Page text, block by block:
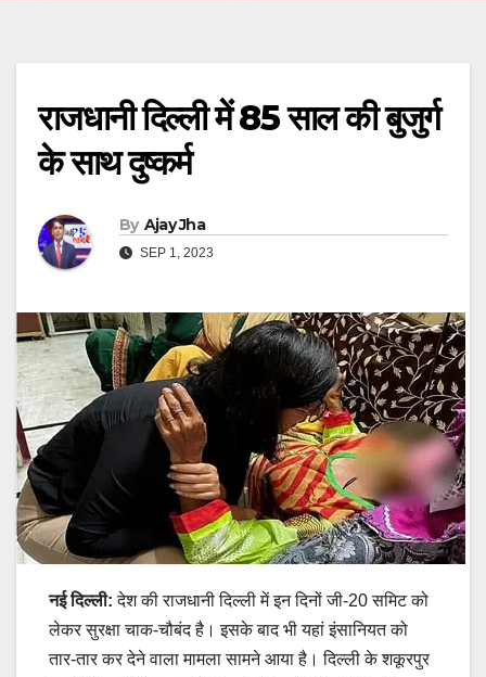
राजधानी दिल्ली में 85 साल की बुजुर्ग
के साथ दुष्कर्म
By Ajay Jha
SEP 1, 2023
नई दिल्ली: देश की राजधानी दिल्ली में इन दिनों जी-20 समिट को
लेकर सुरक्षा चाक-चौबंद है। इसके बाद भी यहां इंसानियत को
तार-तार कर देने वाला मामला सामने आया है। दिल्ली के शकूरपुर